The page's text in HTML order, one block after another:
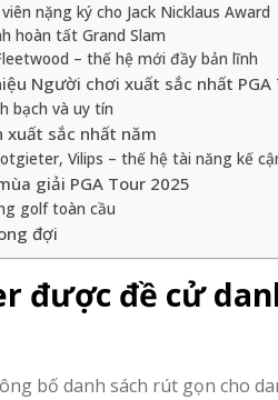
nặng ký cho Jack Nicklaus Award
hoàn tất Grand Slam
– thế hệ mới đầy bản lĩnh
Người chơi xuất sắc nhất PGA
bạch và uy tín
xuất sắc nhất năm
Vilips – thế hệ tài năng kế
giải PGA Tour 2025
golf toàn cầu
đợi
được đề cử
bố danh sách rút gọn cho